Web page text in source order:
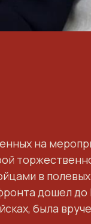
на
в
дошел
была